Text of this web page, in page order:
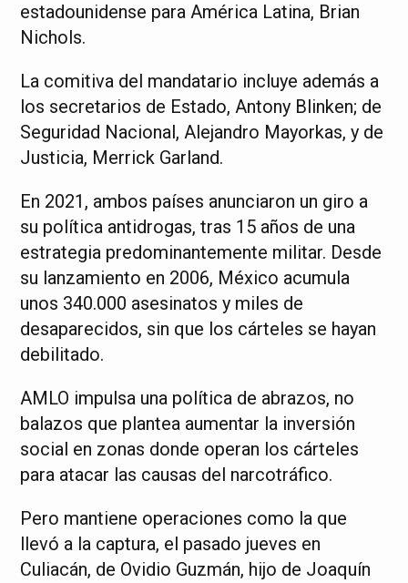
estadounidense para América Latina, Brian
Nichols.
La comitiva del mandatario incluye además a
los secretarios de Estado, Antony Blinken; de
Seguridad Nacional, Alejandro Mayorkas, y de
Justicia, Merrick Garland.
En 2021, ambos países anunciaron un giro a
su política antidrogas, tras 15 años de una
estrategia predominantemente militar. Desde
su lanzamiento en 2006, México acumula
unos 340.000 asesinatos y miles de
desaparecidos, sin que los cárteles se hayan
debilitado.
AMLO impulsa una política de abrazos, no
balazos que plantea aumentar la inversión
social en zonas donde operan los cárteles
para atacar las causas del narcotráfico.
Pero mantiene operaciones como la que
llevó a la captura, el pasado jueves en
Culiacán, de Ovidio Guzmán, hijo de Joaquín